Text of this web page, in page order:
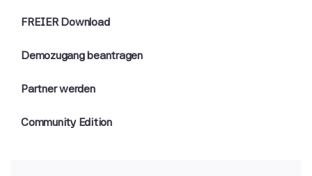
FREIER Download
Demozugang beantragen
Partner werden
Community Edition